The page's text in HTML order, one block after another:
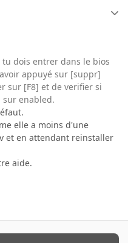
dois entrer dans le bios
appuyé sur [suppr]
sur [F8] et de verifier si
sur enabled.
elle a moins d'une
et en attendant reinstaller
aide.